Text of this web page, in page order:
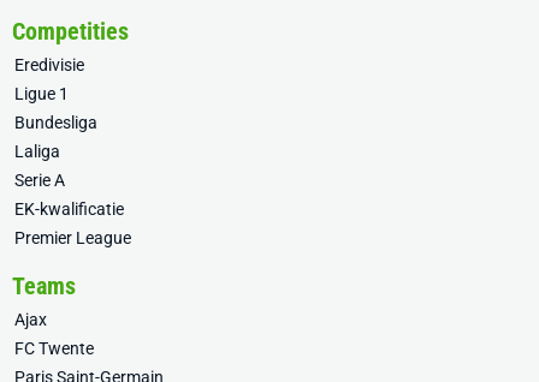
Competities
Eredivisie
Ligue 1
Bundesliga
Laliga
Serie A
EK-kwalificatie
Premier League
Teams
Ajax
FC Twente
Paris Saint-Germain